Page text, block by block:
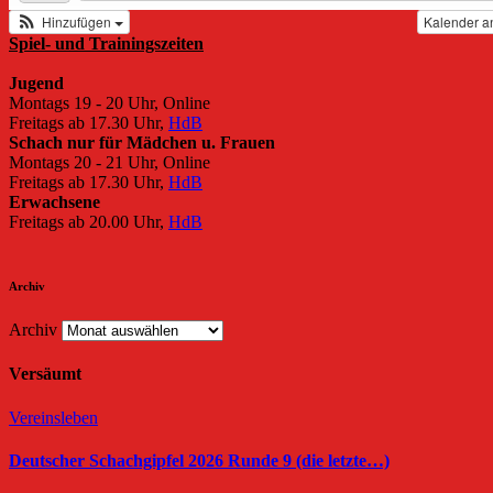
Kalender
Hinzufügen
Spiel- und Trainingszeiten
Jugend
Montags 19 - 20 Uhr, Online
Freitags ab 17.30 Uhr, HdB
Schach nur für Mädchen u. Frauen
Montags 20 - 21 Uhr, Online
Freitags ab 17.30 Uhr, HdB
Erwachsene
Freitags ab 20.00 Uhr, HdB
Archiv
Archiv
Versäumt
Vereinsleben
Deutscher Schachgipfel 2026 Runde 9 (die letzte…)